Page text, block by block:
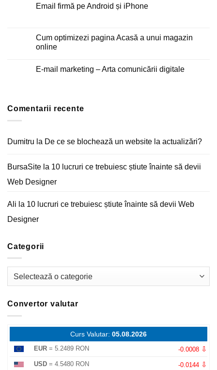
Email firmă pe Android și iPhone
Email
firmă
pe
iPhone
Cum optimizezi pagina Acasă a unui magazin
online
la
unui
magazin
E-mail marketing – Arta comunicării digitale
marketing
Comentarii recente
Dumitru la De ce se blochează un website la actualizări?
BursaSite la 10 lucruri ce trebuiesc știute înainte să devii
Web Designer
Ali la 10 lucruri ce trebuiesc știute înainte să devii Web
Designer
Categorii
Convertor valutar
Curs Valutar: 05.08.2026
EUR = 5.2489 RON -0.0008 ⇩
USD = 4.5480 RON -0.0144 ⇩